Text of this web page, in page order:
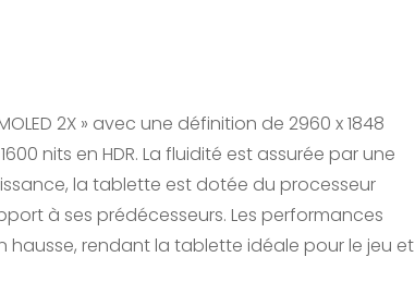
2X » avec une définition de 2960 x 1848
nits en HDR. La fluidité est assurée par une
la tablette est dotée du processeur
à ses prédécesseurs. Les performances
rendant la tablette idéale pour le jeu et